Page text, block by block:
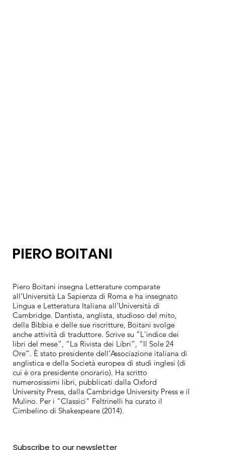
PIERO BOITANI
Piero Boitani insegna Letterature comparate
all’Università La Sapienza di Roma e ha insegnato
Lingua e Letteratura Italiana all’Università di
Cambridge. Dantista, anglista, studioso del mito,
della Bibbia e delle sue riscritture, Boitani svolge
anche attività di traduttore. Scrive su “L'indice dei
libri del mese”, “La Rivista dei Libri”, “Il Sole 24
Ore”. È stato presidente dell’Associazione italiana di
anglistica e della Società europea di studi inglesi (di
cui è ora presidente onorario). Ha scritto
numerosissimi libri, pubblicati dalla Oxford
University Press, dalla Cambridge University Press e il
Mulino. Per i "Classici" Feltrinelli ha curato il
Cimbelino di Shakespeare (2014).
Subscribe to our newsletter